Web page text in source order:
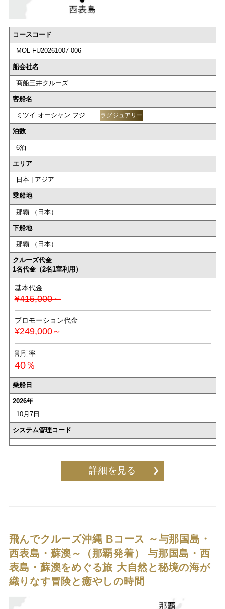
コースコード
MOL-FU20261007-006
船会社名
商船三井クルーズ
客船名
ミツイ オーシャン フジ ラグジュアリー
泊数
6泊
エリア
日本 | アジア
乗船地
那覇 （日本）
下船地
那覇 （日本）
クルーズ代金
1名代金（2名1室利用）
基本代金
¥415,000～
プロモーション代金
¥249,000～
割引率
40％
乗船日
2026年
10月7日
システム管理コード
詳細を見る
飛んでクルーズ沖縄 Bコース ～与那国島・
西表島・蘇澳～（那覇発着） 与那国島・西
表島・蘇澳をめぐる旅 大自然と秘境の海が
織りなす冒険と癒やしの時間